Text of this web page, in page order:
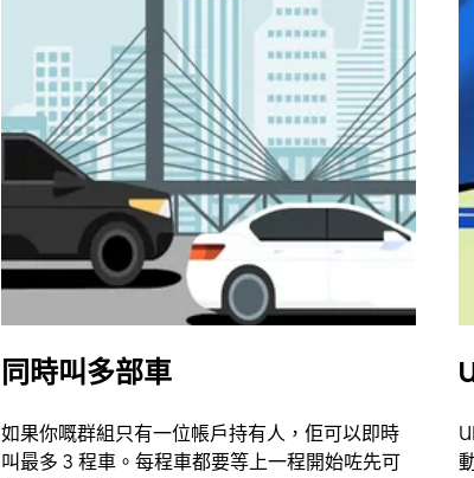
同時叫多部車
如果你嘅群組只有一位帳戶持有人，佢可以即時
叫最多 3 程車。每程車都要等上一程開始咗先可